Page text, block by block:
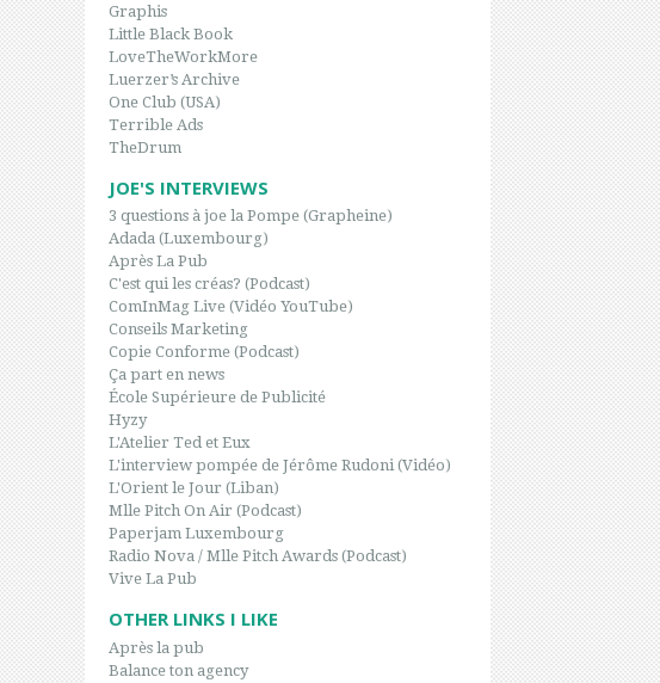
Graphis
Little Black Book
LoveTheWorkMore
Luerzer’s Archive
One Club (USA)
Terrible Ads
TheDrum
JOE'S INTERVIEWS
3 questions à joe la Pompe (Grapheine)
Adada (Luxembourg)
Après La Pub
C'est qui les créas? (Podcast)
ComInMag Live (Vidéo YouTube)
Conseils Marketing
Copie Conforme (Podcast)
Ça part en news
École Supérieure de Publicité
Hyzy
L'Atelier Ted et Eux
L'interview pompée de Jérôme Rudoni (Vidéo)
L'Orient le Jour (Liban)
Mlle Pitch On Air (Podcast)
Paperjam Luxembourg
Radio Nova / Mlle Pitch Awards (Podcast)
Vive La Pub
OTHER LINKS I LIKE
Après la pub
Balance ton agency